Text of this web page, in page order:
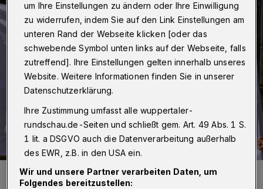
Demo-Plakat im Jahr 2023 vor dem Wuppertaler Rathaus.
Foto: Christoph Petersen
um Ihre Einstellungen zu ändern oder Ihre Einwilligung
zu widerrufen, indem Sie auf den Link Einstellungen am
unteren Rand der Webseite klicken [oder das
schwebende Symbol unten links auf der Webseite, falls
zutreffend]. Ihre Einstellungen gelten innerhalb unseres
Website. Weitere Informationen finden Sie in unserer
Datenschutzerklärung.
Ihre Zustimmung umfasst alle wuppertaler-
rundschau.de-Seiten und schließt gem. Art. 49 Abs. 1 S.
1 lit. a DSGVO auch die Datenverarbeitung außerhalb
des EWR, z.B. in den USA ein.
Wir und unsere Partner verarbeiten Daten, um
Folgendes bereitzustellen: